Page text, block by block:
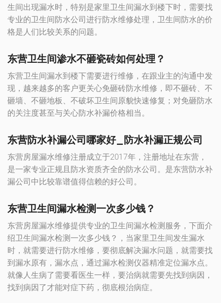
生间出现漏水时，特别是家里卫生间漏水到楼下时，需要找
专业的卫生间防水公司进行防水维修处理，卫生间防水的价
格是人们比较关系的问题。
东营卫生间渗水不砸瓷砖如何处理？
东营卫生间漏水到楼下需要进行维修，在跟业主的沟通中发
现，越来越多的客户更关心免砸砖防水维修，即不砸砖、不
砸墙、不砸地板、不破坏卫生间原貌快速修复；对免砸防水
的关注度甚至与关心防水补漏价格相当。
东营防水补漏公司哪家好_防水补漏正规公司
东营房屋漏水维修注册成立于2017年，注册地址在东营，
是一家专业正规且防水资质齐全的防水公司。是东营防水补
漏公司中比较靠谱值得信赖的好公司。
东营卫生间漏水检测一次多少钱？
东营房屋漏水维修提供专业的卫生间漏水检测服务，下面介
绍卫生间漏水检测一次多少钱？，当家里卫生间发生漏水
时，就需要进行防水维修，要彻底解决漏水问题，就需要找
到漏水原有，漏水点，通过漏水检测仪器精准定位漏水点。
就像人生病了需要看医生一样，要治病就需要先找到病因，
找到病因了才能对症下药，彻底根治病症。